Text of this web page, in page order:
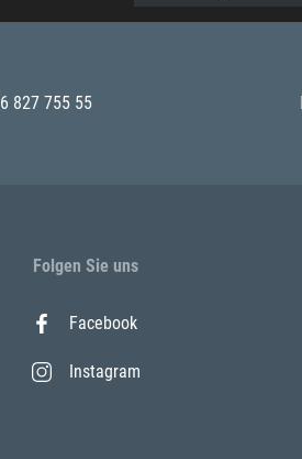
827 755 55
Folgen Sie uns
Facebook
Instagram